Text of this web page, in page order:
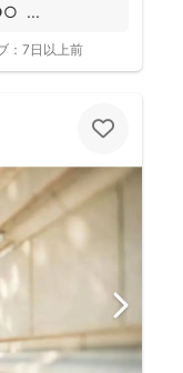
...
： 7日以上前